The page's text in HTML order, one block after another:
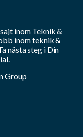
inom Teknik &
inomteknik &
nästa steg i Din
Group